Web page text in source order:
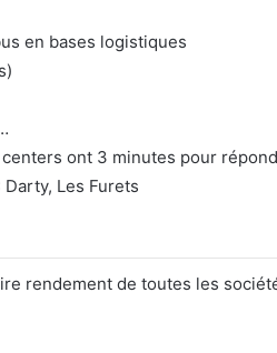
en bases logistiques
centers ont 3 minutes pour
Les Furets
rendement de toutes les